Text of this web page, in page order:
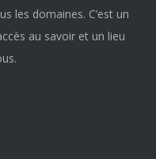
les domaines. C’est un
au savoir et un lieu